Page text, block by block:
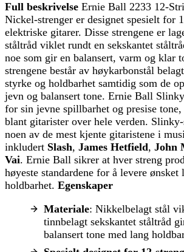
Full beskrivelse Ernie Ball 2233 12-
Nickel-strenger er designet spesielt for
elektriske gitarer. Disse strengene er
ståltråd viklet rundt en sekskantet
noe som gir en balansert, varm og klar
strengene består av høykarbonstål
styrke og holdbarhet samtidig som de
jevn og balansert tone. Ernie Ball
for sin jevne spillbarhet og presise
blant gitarister over hele verden.
noen av de mest kjente gitaristene i
inkludert Slash, James Hetfield, John
Vai. Ernie Ball sikrer at hver streng
høyeste standardene for å levere ønsket
holdbarhet. Egenskaper
Materiale: Nikkelbelagt stål
tinnbelagt sekskantet ståltråd
balansert tone med lang